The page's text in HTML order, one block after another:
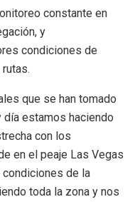
constante en
y
condiciones de
que se han tomado
estamos haciendo
con los
en el peaje Las Vegas
condiciones de la
toda la zona y nos